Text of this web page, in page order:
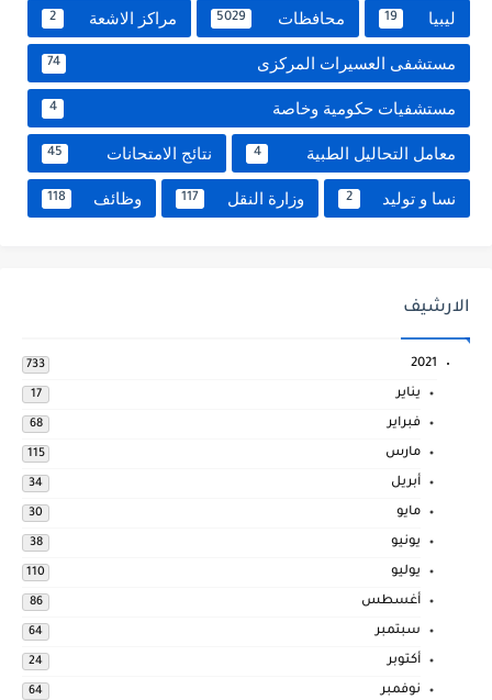
ليبيا 19 محافظات 5029 مراكز الاشعة 2
مستشفى العسيرات المركزى 74
مستشفيات حكومية وخاصة 4
معامل التحاليل الطبية 4 نتائج الامتحانات 45
نسا و توليد 2 وزارة النقل 117 وظائف 118
الارشيف
2021
733
يناير 17
فبراير 68
مارس 115
أبريل 34
مايو 30
يونيو 38
يوليو 110
أغسطس 86
سبتمبر 64
أكتوبر 24
نوفمبر 64